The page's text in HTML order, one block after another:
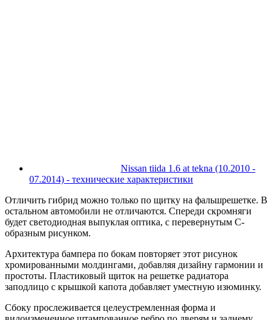
Nissan tiida 1.6 at tekna (10.2010 -
07.2014) - технические характеристики
Отличить гибрид можно только по щитку на фальшрешетке. В
остальном автомобили не отличаются. Спереди скромняги
будет светодиодная выпуклая оптика, с перевернутым С-
образным рисунком.
Архитектура бампера по бокам повторяет этот рисунок
хромированными молдингами, добавляя дизайну гармонии и
простоты. Пластиковый щиток на решетке радиатора
заподлицо с крышкой капота добавляет уместную изюминку.
Сбоку прослеживается целеустремленная форма и